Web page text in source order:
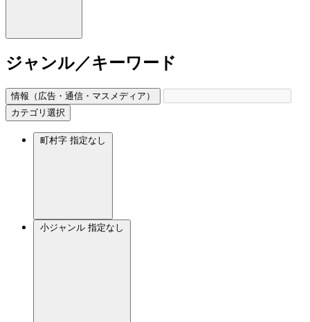
ジャンル／キーワード
情報（広告・通信・マスメディア）
カテゴリ選択
町村字 指定なし
小ジャンル 指定なし